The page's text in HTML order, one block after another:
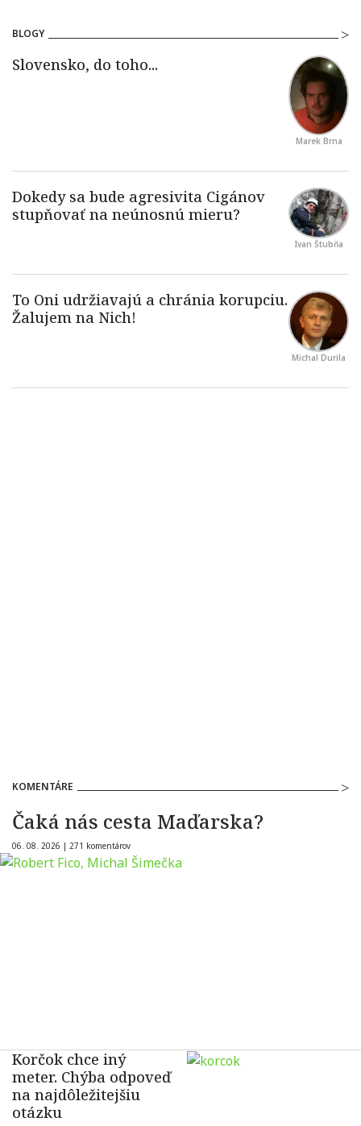
BLOGY
Marek Brna
Ivan Štubňa
Michal Durila
KOMENTÁRE
Čaká nás cesta Maďarska?
06. 08. 2026 | 271 komentárov
Korčok chce iný
meter. Chýba odpoveď
na najdôležitejšiu
otázku